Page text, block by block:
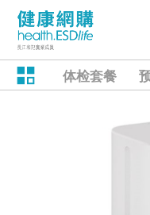
体检套餐